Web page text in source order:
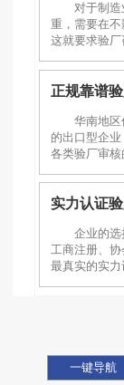
对于制
重，需要在不
这就要求验
正规靠谱
华南地
的出口型企
各类验厂审核
实力认证
企业的
工商注册、
最真实的实
一键导航